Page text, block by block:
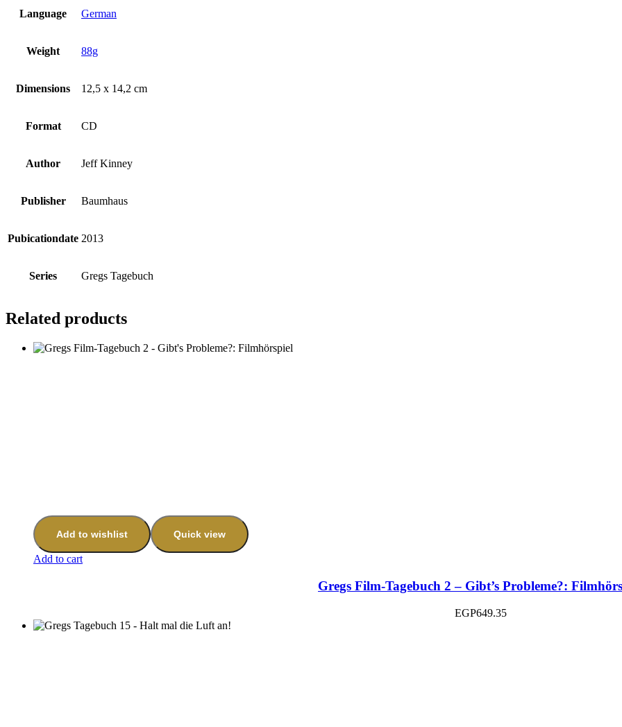
Language German
Weight 88g
Dimensions 12,5 x 14,2 cm
Format CD
Author Jeff Kinney
Publisher Baumhaus
Pubicationdate 2013
Series Gregs Tagebuch
Related products
Add to wishlist Quick view
Add to cart
Gregs Film-Tagebuch 2 – Gibt’s Probleme?:
EGP649.35